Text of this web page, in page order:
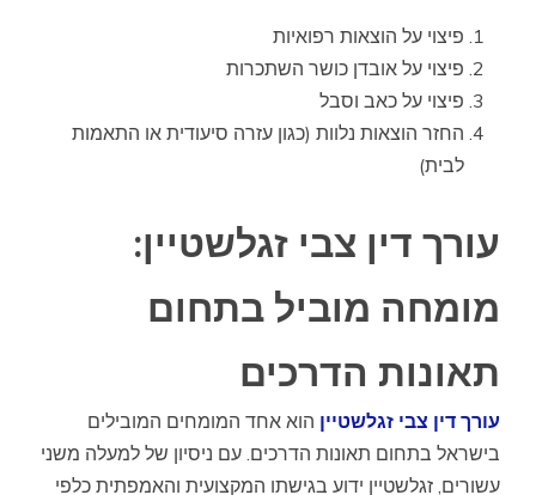
פיצוי על הוצאות רפואיות
פיצוי על אובדן כושר השתכרות
פיצוי על כאב וסבל
החזר הוצאות נלוות (כגון עזרה סיעודית או התאמות
לבית)
עורך דין צבי זגלשטיין:
מומחה מוביל בתחום
תאונות הדרכים
עורך דין צבי זגלשטיין הוא אחד המומחים המובילים
בישראל בתחום תאונות הדרכים. עם ניסיון של למעלה משני
עשורים, זגלשטיין ידוע בגישתו המקצועית והאמפתית כלפי